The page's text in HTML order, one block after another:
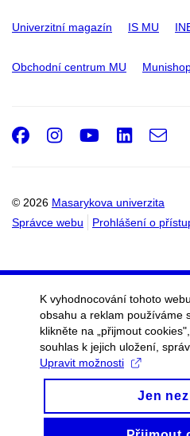
Univerzitní magazín IS MU
Obchodní centrum MU
© 2026 Masarykova univerzita
Správce webu
Prohlášení o
Facebook
Instagram
Youtube
e-
K vyhodnocování tohoto
obsahu a reklam používáme
klikněte na „přijmout
souhlas k jejich uložení,
Upravit možnosti
Jen